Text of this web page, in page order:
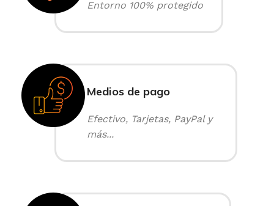
Entorno 100% protegido
Medios de pago
Efectivo, Tarjetas, PayPal y
más...